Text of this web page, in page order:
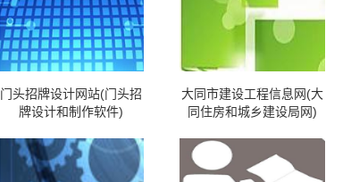
门头招牌设计网站(门头招
牌设计和制作软件)
大同市建设工程信息网(大
同住房和城乡建设局网)